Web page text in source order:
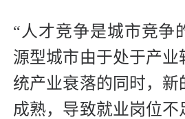
“人才竞争是城市竞争
源型城市由于处于产业
统产业衰落的同时，新
成熟，导致就业岗位不